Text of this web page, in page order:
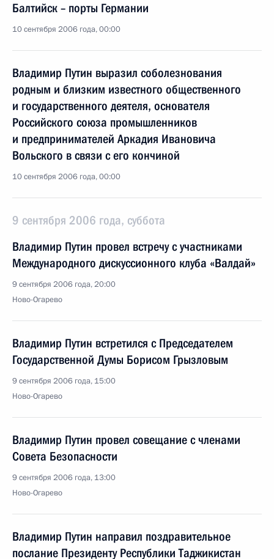
Балтийск – порты Германии
10 сентября 2006 года, 00:00
Владимир Путин выразил соболезнования
родным и близким известного общественного
и государственного деятеля, основателя
Российского союза промышленников
и предпринимателей Аркадия Ивановича
Вольского в связи с его кончиной
10 сентября 2006 года, 00:00
9 сентября 2006 года, суббота
Владимир Путин провел встречу с участниками
Международного дискуссионного клуба «Валдай»
9 сентября 2006 года, 20:00
Ново-Огарево
Владимир Путин встретился с Председателем
Государственной Думы Борисом Грызловым
9 сентября 2006 года, 15:00
Ново-Огарево
Владимир Путин провел совещание с членами
Совета Безопасности
9 сентября 2006 года, 13:00
Ново-Огарево
Владимир Путин направил поздравительное
послание Президенту Республики Таджикистан